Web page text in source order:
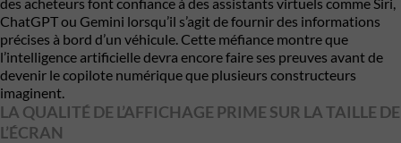
ChatGPT ou Gemini lorsqu’il s’agit de fournir des informations
précises à bord d’un véhicule. Cette méfiance montre que
l’intelligence artificielle devra encore faire ses preuves avant de
devenir le copilote numérique que plusieurs constructeurs
imaginent.
LA QUALITÉ DE L’AFFICHAGE PRIME SUR LA TAILLE DE
L’ÉCRAN